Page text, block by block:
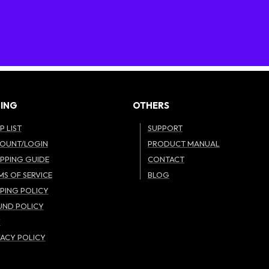
LIST
LOGIN
GUIDE
OF SERVICE
POLICY
POLICY
POLICY
OTHERS
SUPPORT
PRODUCT MANUAL
CONTACT
BLOG